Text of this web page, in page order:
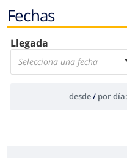
Fechas
Llegada
Selecciona una fecha
desde/ por día: